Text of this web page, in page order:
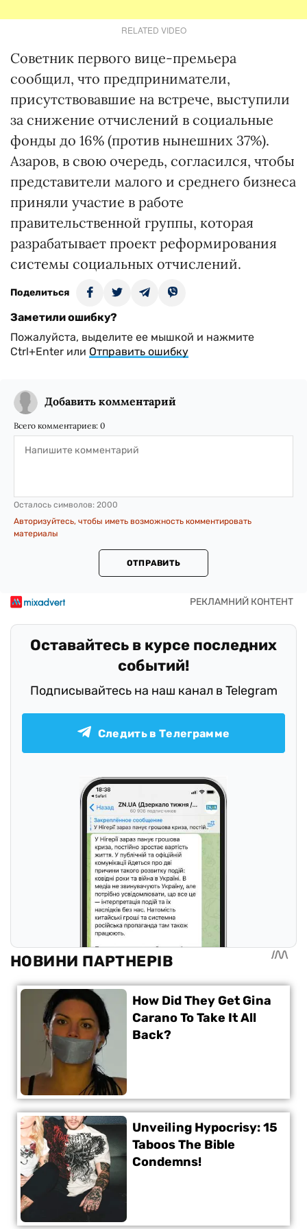
RELATED VIDEO
Советник первого вице-премьера
сообщил, что предприниматели,
присутствовавшие на встрече, выступили
за снижение отчислений в социальные
фонды до 16% (против нынешних 37%).
Азаров, в свою очередь, согласился, чтобы
представители малого и среднего бизнеса
приняли участие в работе
правительственной группы, которая
разрабатывает проект реформирования
системы социальных отчислений.
Поделиться
Заметили ошибку?
Пожалуйста, выделите ее мышкой и нажмите
Ctrl+Enter или Отправить ошибку
Добавить комментарий
Всего комментариев: 0
Осталось символов: 2000
Авторизуйтесь, чтобы иметь возможность комментировать
материалы
ОТПРАВИТЬ
Оставайтесь в курсе последних
событий!
Подписывайтесь на наш канал в Telegram
Следить в Телеграмме